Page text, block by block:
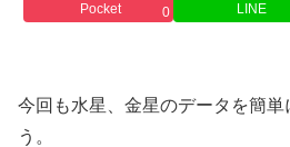
Pocket 0 LINE
今回も水星、金星のデータを簡単
う。